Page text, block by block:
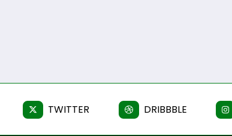
TWITTER DRIBBBLE